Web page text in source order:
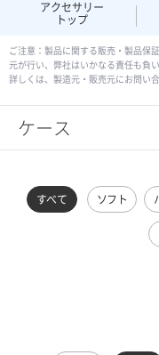
アクセサリー
トップ
ご注意：製品に関する販売・製品保
元が行い、弊社はいかなる責任も負い
詳しくは、製造元・販売元にお問い
ケース
すべて ソフト